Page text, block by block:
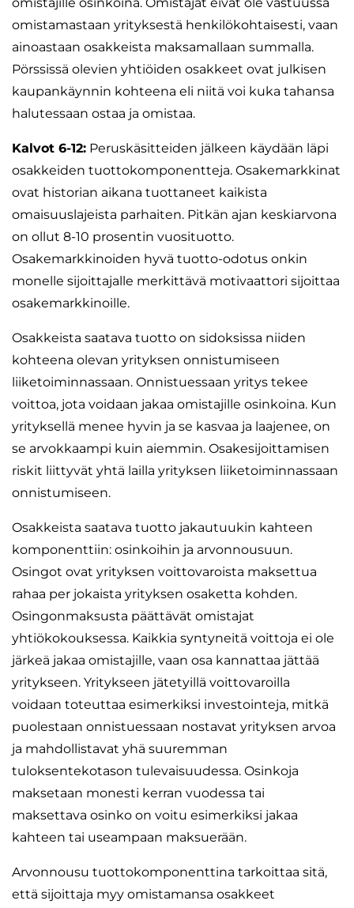
omistamastaan yrityksestä henkilökohtaisesti, vaan
ainoastaan osakkeista maksamallaan summalla.
Pörssissä olevien yhtiöiden osakkeet ovat julkisen
kaupankäynnin kohteena eli niitä voi kuka tahansa
halutessaan ostaa ja omistaa.
Kalvot 6-12: Peruskäsitteiden jälkeen käydään läpi
osakkeiden tuottokomponentteja. Osakemarkkinat
ovat historian aikana tuottaneet kaikista
omaisuuslajeista parhaiten. Pitkän ajan keskiarvona
on ollut 8-10 prosentin vuosituotto.
Osakemarkkinoiden hyvä tuotto-odotus onkin
monelle sijoittajalle merkittävä motivaattori sijoittaa
osakemarkkinoille.
Osakkeista saatava tuotto on sidoksissa niiden
kohteena olevan yrityksen onnistumiseen
liiketoiminnassaan. Onnistuessaan yritys tekee
voittoa, jota voidaan jakaa omistajille osinkoina. Kun
yrityksellä menee hyvin ja se kasvaa ja laajenee, on
se arvokkaampi kuin aiemmin. Osakesijoittamisen
riskit liittyvät yhtä lailla yrityksen liiketoiminnassaan
onnistumiseen.
Osakkeista saatava tuotto jakautuukin kahteen
komponenttiin: osinkoihin ja arvonnousuun.
Osingot ovat yrityksen voittovaroista maksettua
rahaa per jokaista yrityksen osaketta kohden.
Osingonmaksusta päättävät omistajat
yhtiökokouksessa. Kaikkia syntyneitä voittoja ei ole
järkeä jakaa omistajille, vaan osa kannattaa jättää
yritykseen. Yritykseen jätetyillä voittovaroilla
voidaan toteuttaa esimerkiksi investointeja, mitkä
puolestaan onnistuessaan nostavat yrityksen arvoa
ja mahdollistavat yhä suuremman
tuloksentekotason tulevaisuudessa. Osinkoja
maksetaan monesti kerran vuodessa tai
maksettava osinko on voitu esimerkiksi jakaa
kahteen tai useampaan maksuerään.
Arvonnousu tuottokomponenttina tarkoittaa sitä,
että sijoittaja myy omistamansa osakkeet